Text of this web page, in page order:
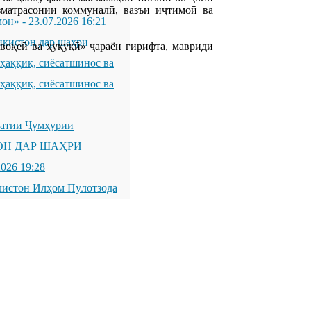
- 23.07.2026 16:21
дар шаҳри
сиёсатшинос ва
сиёсатшинос ва
Ҷумҳурии
ДАР ШАҲРИ
19:28
Илҳом Пӯлотзода
коммуналӣ, вазъи иҷтимоӣ ва
ва ҳуқуқӣ» ҷараён гирифта, мавриди